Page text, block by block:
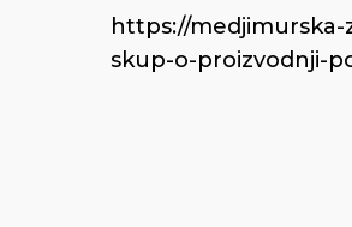
https://medjimurska-
skup-o-proizvodnji-